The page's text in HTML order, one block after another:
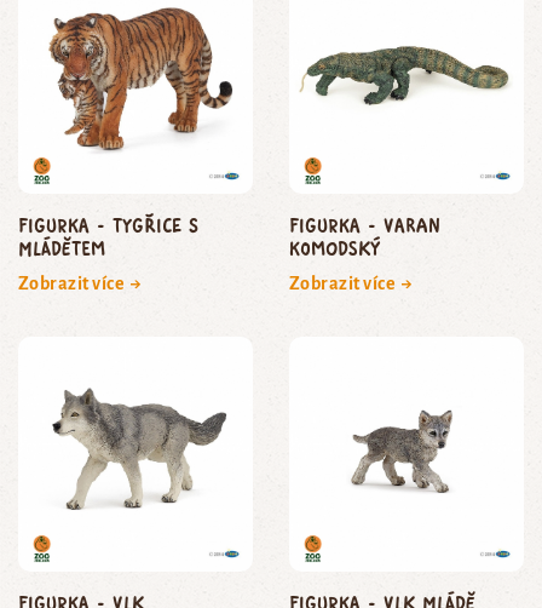
Figurka - tygřice s
mládětem
Zobrazit více →
Figurka - varan
komodský
Zobrazit více →
Figurka - vlk Figurka - vlk mládě